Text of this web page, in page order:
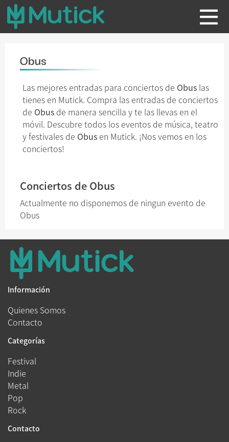
Obus
Las mejores entradas para conciertos de Obus las
tienes en Mutick. Compra las entradas de conciertos
de Obus de manera sencilla y te las llevas en el
móvil. Descubre todos los eventos de música, teatro
y festivales de Obus en Mutick. ¡Nos vemos en los
conciertos!
Conciertos de Obus
Actualmente no disponemos de ningun evento de
Obus
Información
Quienes Somos
Contacto
Categorías
Festival
Indie
Metal
Pop
Rock
Contacto